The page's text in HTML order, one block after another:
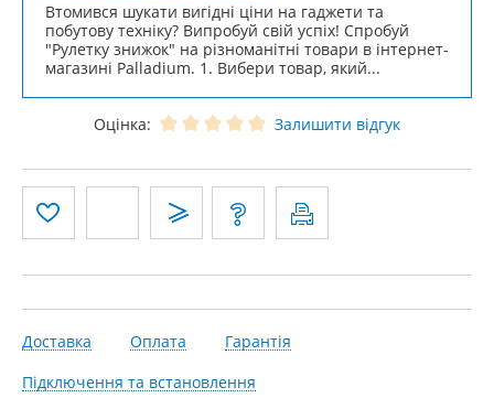
Втомився шукати вигідні ціни на гаджети та
побутову техніку? Випробуй свій успіх! Спробуй
"Рулетку знижок" на різноманітні товари в інтернет-
магазині Palladium. 1. Вибери товар, який...
Оцінка: Залишити відгук
Доставка Оплата
Гарантія
Підключення та встановлення